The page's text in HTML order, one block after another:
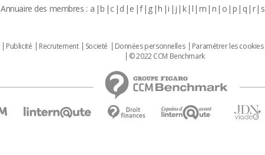
Annuaire des membres : a b c d e f g h i j k l m n o p q r s
Publicité Recrutement Societé Données personnelles Paramétrer les cookies
© 2022 CCM Benchmark